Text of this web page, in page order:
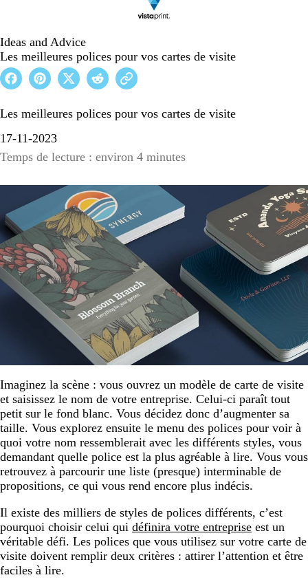
Ideas and Advice
Les meilleures polices pour vos cartes de visite
Les meilleures polices pour vos cartes de visite
17-11-2023
Temps de lecture : environ 4 minutes
Imaginez la scène : vous ouvrez un modèle de carte de visite
et saisissez le nom de votre entreprise. Celui-ci paraît tout
petit sur le fond blanc. Vous décidez donc d’augmenter sa
taille. Vous explorez ensuite le menu des polices pour voir à
quoi votre nom ressemblerait avec les différents styles, vous
demandant quelle police est la plus agréable à lire. Vous vous
retrouvez à parcourir une liste (presque) interminable de
propositions, ce qui vous rend encore plus indécis.
Il existe des milliers de styles de polices différents, c’est
pourquoi choisir celui qui définira votre entreprise est un
véritable défi. Les polices que vous utilisez sur votre carte de
visite doivent remplir deux critères : attirer l’attention et être
faciles à lire.